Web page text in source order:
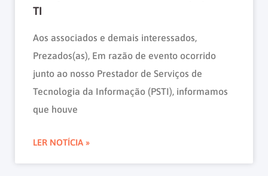
TI
Aos associados e demais interessados,
Prezados(as), Em razão de evento ocorrido
junto ao nosso Prestador de Serviços de
Tecnologia da Informação (PSTI), informamos
que houve
LER NOTÍCIA »